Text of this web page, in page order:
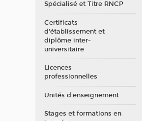
Spécialisé et Titre RNCP
Certificats
d'établissement et
diplôme inter-
universitaire
Licences
professionnelles
Unités d'enseignement
Stages et formations en